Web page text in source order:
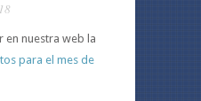
en nuestra web la
para el mes de